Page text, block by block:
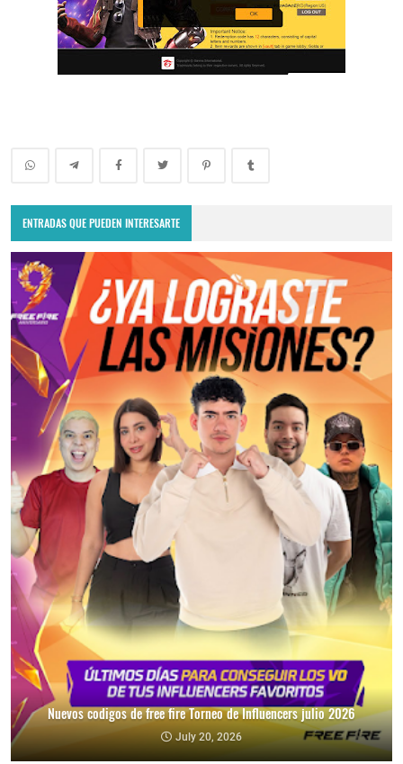
ENTRADAS QUE PUEDEN INTERESARTE
Nuevos codigos de free fire Torneo de Influencers julio 2026
July 20, 2026